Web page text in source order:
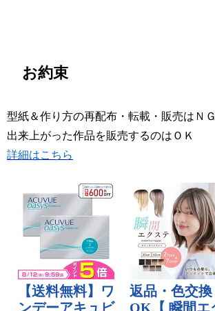
お約束
型紙＆作り方の再配布・転載・販売はＮＧ
出来上がった作品を販売するのはＯＫ
詳細はこちら